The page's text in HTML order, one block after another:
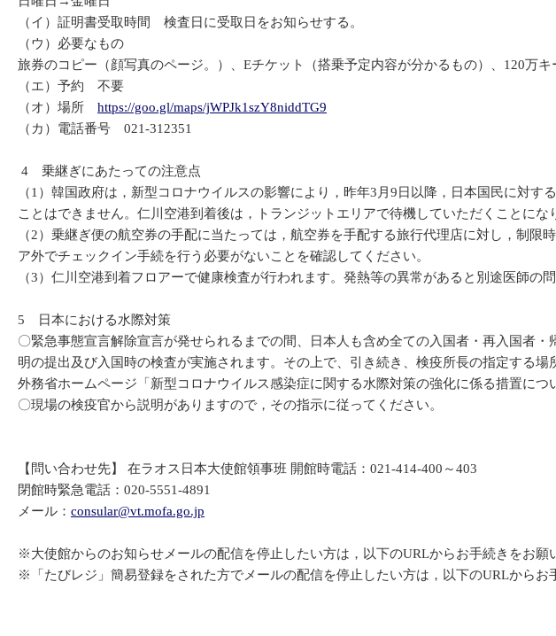
（イ）証明書受取時間 検査日に受取日をお知らせする。
（ウ）必要なもの
旅券のコピー（顔写真のページ。）、Eチケット（搭乗予定内容が分かるもの）、120万キ
（エ）予約 不要
（オ）場所 https://goo.gl/maps/jWPJk1szY8niddTG9
（カ）電話番号 021-312351
4 乗継ぎにあたっての注意点
（1）韓国政府は，新型コロナウイルスの影響により，昨年3月9日以降，日本国民に対
ことはできません。仁川空港到着後は，トランジットエリアで待機していただくことに
（2）乗継ぎ便の航空券の手配に当たっては，航空券を手配する旅行代理店に対し，制
ア外でチェックイン手続を行う必要がないことを確認してください。
（3）仁川空港到着フロアーで健康検査が行われます。発熱等の異常があると別途医師の
5 日本における水際対策
〇緊急事態宣言解除宣言が発せられるまでの間、日本人も含め全ての入国者・再入国者
明の提出及び入国時の検査が実施されます。その上で、引き続き、検疫所長の指定する
外務省ホームページ「新型コロナウイルス感染症に関する水際対策の強化に係る措置に
〇現場の検疫官から説明がありますので，その指示に従ってください。
【問い合わせ先】 在ラオス日本大使館領事班 開館時電話：021-414-400～403
閉館時緊急電話：020-5551-4891
メール： consular@vt.mofa.go.jp
※大使館からのお知らせメールの配信を停止したい方は，以下のURLからお手続きをお願
※「たびレジ」簡易登録をされた方でメールの配信を停止したい方は，以下のURLからお